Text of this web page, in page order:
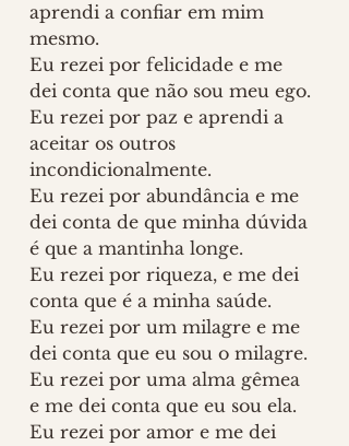
aprendi a confiar em mim
mesmo.
Eu rezei por felicidade e me
dei conta que não sou meu ego.
Eu rezei por paz e aprendi a
aceitar os outros
incondicionalmente.
Eu rezei por abundância e me
dei conta de que minha dúvida
é que a mantinha longe.
Eu rezei por riqueza, e me dei
conta que é a minha saúde.
Eu rezei por um milagre e me
dei conta que eu sou o milagre.
Eu rezei por uma alma gêmea
e me dei conta que eu sou ela.
Eu rezei por amor e me dei